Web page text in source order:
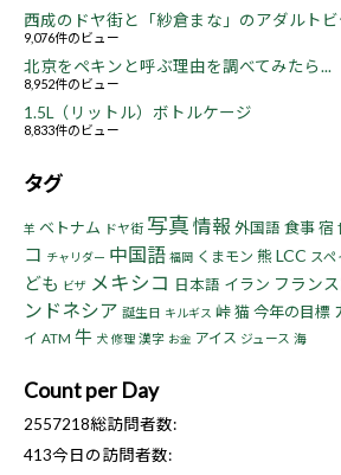
西成のドヤ街と「紗倉まな」のアダルトビ
9,076件のビュー
北京をペキンと呼ぶ理由を調べてみたら...
8,952件のビュー
1.5L（リットル）ボトルケージ
8,833件のビュー
タグ
羊 ベトナム ドヤ街 写真 情報 外国語 食事宿
コ チャリダー 中国語 福岡 くまモン 熊LCC ス
ども ビザ メキシコ 日本語 イラン フラン
ンドネシア 誕生日 キルギス 峠猫今年の目標
イ ATM 牛 犬 修理 漢字 お金 アイス ジュース 海
Count per Day
2557218総訪問者数:
413今日の訪問者数: